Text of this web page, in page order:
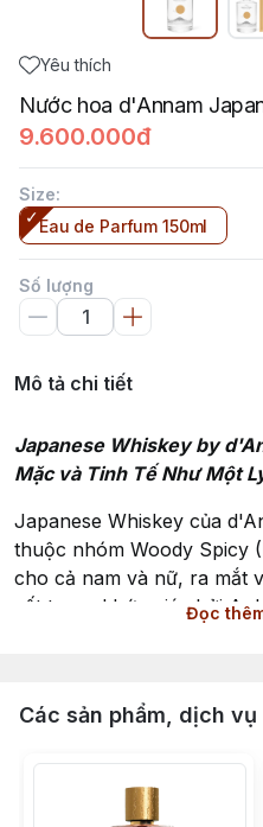
Yêu thích
Nước hoa d'Annam
9.600.000đ
Size:
Eau de Parfum 150ml
Số lượng
Mô tả chi tiết
Japanese Whiskey by
Mặc và Tinh Tế Như Một
Japanese Whiskey của
thuộc nhóm Woody Spicy
cho cả nam và nữ, ra mắt
cất trong khứu giác bởi
sắc xanh thảo mộc tinh
Đọc
Các sản phẩm, dịch vụ